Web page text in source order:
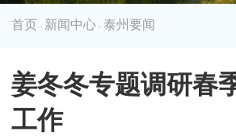
首页 > 新闻中心 >泰州要闻
姜冬冬专题调研春
工作